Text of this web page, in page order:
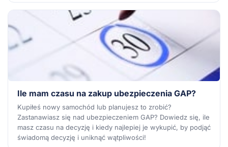
Ile mam czasu na zakup ubezpieczenia GAP?
Kupiłeś nowy samochód lub planujesz to zrobić?
Zastanawiasz się nad ubezpieczeniem GAP? Dowiedz się, ile
masz czasu na decyzję i kiedy najlepiej je wykupić, by podjąć
świadomą decyzję i uniknąć wątpliwości!